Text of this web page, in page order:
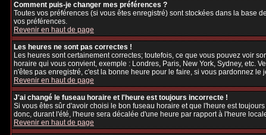
Comment puis-je changer mes préférences ?
Toutes vos préférences (si vous êtes enregistré) sont stockées dans la base
vos préférences.
Revenir en haut de page
Les heures ne sont pas correctes !
Les heures sont certainement correctes; toutefois, ce que vous pouvez voir
horaire qui vous convient, exemple : Londres, Paris, New York, Sydney, etc.
n'êtes pas enregistré, c'est la bonne heure pour le faire, si vous pardonnez le
Revenir en haut de page
J'ai changé le fuseau horaire et l'heure est toujours incorrecte !
Si vous êtes sûr d'avoir choisi le bon fuseau horaire et que l'heure est
donc, durant l'été, l'heure sera décalée d'une heure par rapport à l'heure
Revenir en haut de page